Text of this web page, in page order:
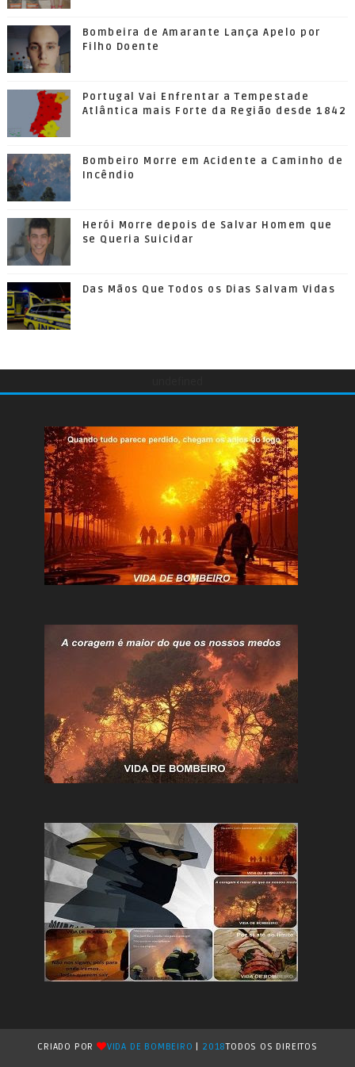
Bombeira de Amarante Lança Apelo por
Filho Doente
Portugal Vai Enfrentar a Tempestade
Atlântica mais Forte da Região desde 1842
Bombeiro Morre em Acidente a Caminho de
Incêndio
Herói Morre depois de Salvar Homem que
se Queria Suicidar
Das Mãos Que Todos os Dias Salvam Vidas
CRIADO POR VIDA DE BOMBEIRO 2018TODOS OS DIREITOS